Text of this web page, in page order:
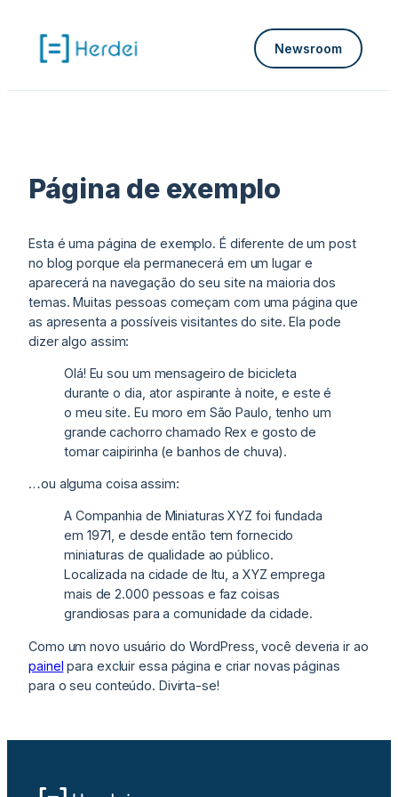
Newsroom
Página de exemplo
Esta é uma página de exemplo. É diferente de um post
no blog porque ela permanecerá em um lugar e
aparecerá na navegação do seu site na maioria dos
temas. Muitas pessoas começam com uma página que
as apresenta a possíveis visitantes do site. Ela pode
dizer algo assim:
Olá! Eu sou um mensageiro de bicicleta
durante o dia, ator aspirante à noite, e este é
o meu site. Eu moro em São Paulo, tenho um
grande cachorro chamado Rex e gosto de
tomar caipirinha (e banhos de chuva).
…ou alguma coisa assim:
A Companhia de Miniaturas XYZ foi fundada
em 1971, e desde então tem fornecido
miniaturas de qualidade ao público.
Localizada na cidade de Itu, a XYZ emprega
mais de 2.000 pessoas e faz coisas
grandiosas para a comunidade da cidade.
Como um novo usuário do WordPress, você deveria ir ao
painel para excluir essa página e criar novas páginas
para o seu conteúdo. Divirta-se!